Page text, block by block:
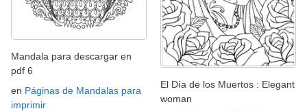
Mandala para descargar en
pdf 6
en Páginas de Mandalas para
imprimir
El Día de los Muertos : Elegant
woman